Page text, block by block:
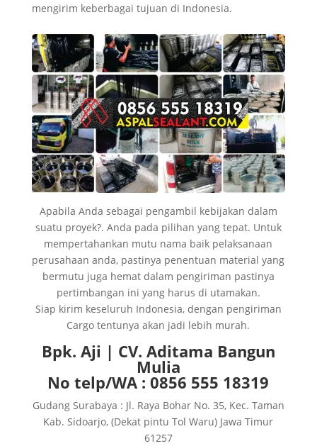
mengirim keberbagai tujuan di Indonesia.
Apabila Anda sebagai pengambil kebijakan dalam
suatu proyek?. Anda pada pilihan yang tepat. Untuk
mempertahankan mutu nama baik pelaksanaan
perusahaan anda, pastinya penentuan material yang
bermutu juga hemat dalam pengiriman pastinya
pertimbangan ini yang harus di utamakan.
Siap kirim keseluruh Indonesia, dengan pengiriman
Cargo tentunya akan jadi lebih murah.
Bpk. Aji | CV. Aditama Bangun
Mulia
No telp/WA : 0856 555 18319
Gudang Surabaya : Jl. Raya Bohar No. 35, Kec. Taman
Kab. Sidoarjo, (Dekat pintu Tol Waru) Jawa Timur
61257